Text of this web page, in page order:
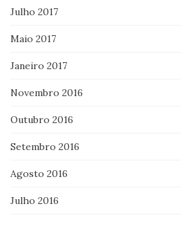
Julho 2017
Maio 2017
Janeiro 2017
Novembro 2016
Outubro 2016
Setembro 2016
Agosto 2016
Julho 2016